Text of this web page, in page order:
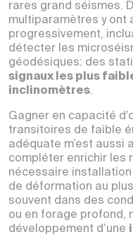
rares grand séismes.
multiparamètres y ont
progressivement,
détecter les
géodésiques: des
signaux les plus
inclinomètres.
Gagner en capacité
transitoires de faible
adéquate m’est aussi
compléter enrichir les
nécessaire
de déformation au
souvent dans des
ou en forage profond,
développement d’une